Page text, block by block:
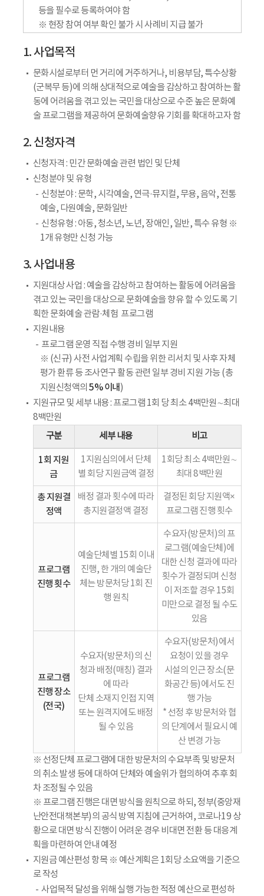
등을 필수로 등록하여야 함
※ 현장 참여 여부 확인 불가 시 사례비 지급 불가
1. 사업목적
문화시설로부터 먼 거리에 거주하거나, 비용부담, 특수상황
(군복무 등)에 의해 상대적으로 예술을 감상하고 참여하는 활
동에 어려움을 겪고 있는 국민을 대상으로 수준 높은 문화예
술 프로그램을 제공하여 문화예술향유 기회를 확대하고자 함
2. 신청자격
신청자격 : 민간 문화예술 관련 법인 및 단체
신청분야 및 유형
신청분야 : 문학, 시각예술, 연극·뮤지컬, 무용, 음악, 전통
예술, 다원예술, 문화일반
신청유형 : 아동, 청소년, 노년, 장애인, 일반, 특수 유형 ※
1개 유형만 신청 가능
3. 사업내용
지원대상 사업 : 예술을 감상하고 참여하는 활동에 어려움을
겪고 있는 국민을 대상으로 문화예술을 향유 할 수 있도록 기
획한 문화예술 관람·체험 프로그램
지원내용
프로그램 운영 직접 수행 경비 일부 지원
※ (신규) 사전 사업계획 수립을 위한 리서치 및 사후 자체
평가 환류 등 조사연구 활동 관련 일부 경비 지원 가능 (총
지원신청액의 5% 이내 )
지원규모 및 세부 내용 : 프로그램 1회 당 최소 4백만원∼최대
8백만원
구분
세부 내용 비고
1회 지원
금
1지원심의에서 단체
별 회당 지원금액 결정
1회당 최소 4백만원∼
최대 8백만원
총 지원결
정액
배정 결과 횟수에 따라
총지원결정액 결정
결정된 회당 지원액×
프로그램 진행 횟수
프로그램
진행 횟수
예술단체별 15회 이내
진행, 한 개의 예술단
체는 방문처당 1회 진
행 원칙
수요자(방문처)의 프
로그램(예술단체)에
대한 신청 결과에 따라
횟수가 결정되며 신청
이 저조할 경우 15회
미만으로 결정 될 수도
있음
프로그램
진행 장소
(전국)
수요자(방문처)의 신
청과 배정(매칭) 결과
에 따라
단체 소재지 인접 지역
또는 원격지에도 배정
될 수 있음
수요자(방문처)에서
요청이 있을 경우
시설의 인근 장소(문
화공간 등)에서도 진
행 가능
* 선정 후 방문처와 협
의 단계에서 필요시 예
산 변경 가능
※ 선정단체 프로그램에 대한 방문처의 수요부족 및 방문처
의 취소 발생 등에 대하여 단체와 예술위가 협의하여 추후 회
차 조정될 수 있음
※ 프로그램 진행은 대면 방식을 원칙으로 하되, 정부(중앙재
난안전대책본부)의 공식 방역 지침에 근거하여, 코로나19 상
황으로 대면 방식 진행이 어려운 경우 비대면 전환 등 대응계
획을 마련하여 안내 예정
지원금 예산편성 항목 ※ 예산계획은 1회당 소요액을 기준으
로 작성
사업목적 달성을 위해 실행 가능한 적정 예산으로 편성하